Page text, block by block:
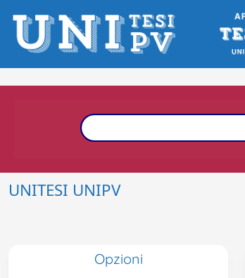
UNITESI UNIPV
Opzioni